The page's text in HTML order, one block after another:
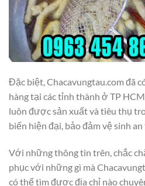
Đặc biệt, Chacavungtau.com đã
hàng tại các tỉnh thành ở TP
luôn được sản xuất và tiêu thụ
biến hiện đại, bảo đảm vệ sinh
Với những thông tin trên, chắc
phục với những gì mà
có thể tìm được địa chỉ nào